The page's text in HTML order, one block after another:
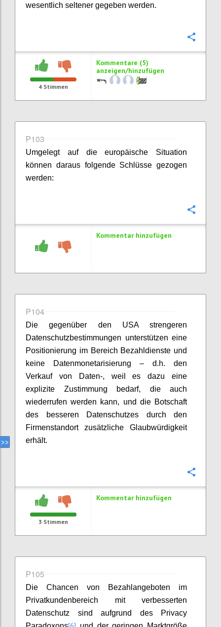
wesentlich seltener gegeben werden.
4 Stimmen
Kommentare (5)
anzeigen/hinzufügen
P103
Umgelegt auf die europäische Situation
können daraus folgende Schlüsse gezogen
werden:
Kommentar hinzufügen
P104
Die gegenüber den USA strengeren
Datenschutzbestimmungen unterstützen eine
Positionierung im Bereich Bezahldienste und
keine Datenmonetarisierung – d.h. den
Verkauf von Daten-, weil es dazu eine
explizite Zustimmung bedarf, die auch
wiederrufen werden kann, und die Botschaft
des besseren Datenschutzes durch den
Firmenstandort zusätzliche Glaubwürdigkeit
erhält.
3 Stimmen
Kommentar hinzufügen
P105
Die Chancen von Bezahlangeboten im
Privatkundenbereich mit verbesserten
Datenschutz sind aufgrund des Privacy